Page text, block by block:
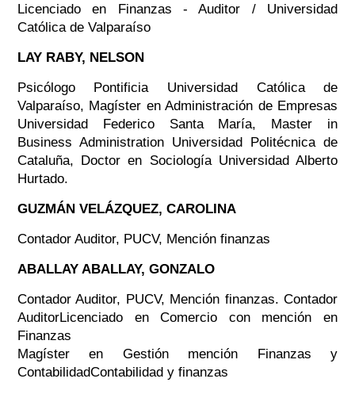
Licenciado en Finanzas - Auditor / Universidad
Católica de Valparaíso
LAY RABY, NELSON
Psicólogo Pontificia Universidad Católica de
Valparaíso, Magíster en Administración de Empresas
Universidad Federico Santa María, Master in
Business Administration Universidad Politécnica de
Cataluña, Doctor en Sociología Universidad Alberto
Hurtado.
GUZMÁN VELÁZQUEZ, CAROLINA
Contador Auditor, PUCV, Mención finanzas
ABALLAY ABALLAY, GONZALO
Contador Auditor, PUCV, Mención finanzas. Contador
AuditorLicenciado en Comercio con mención en
Finanzas
Magíster en Gestión mención Finanzas y
ContabilidadContabilidad y finanzas